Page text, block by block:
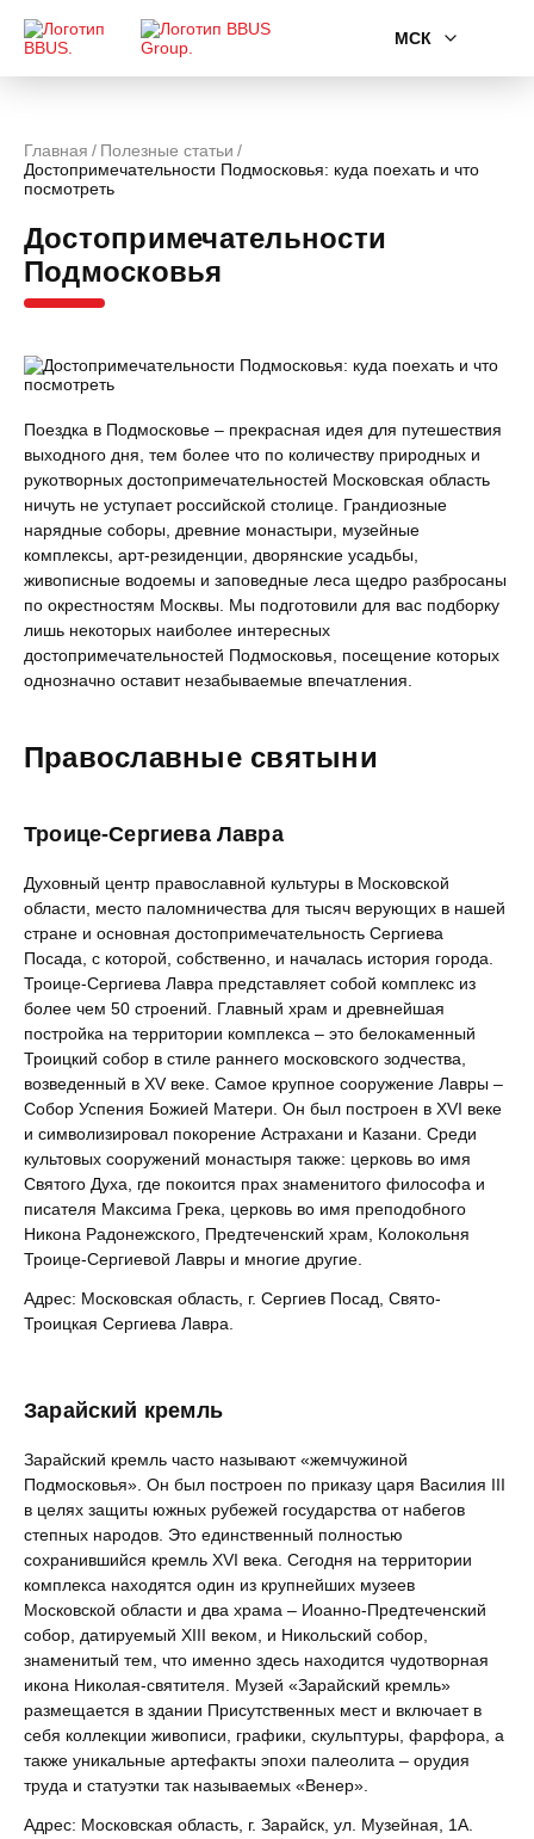
МСК
Главная
Полезные статьи
Достопримечательности Подмосковья: куда поехать и что
посмотреть
Достопримечательности
Подмосковья
Поездка в Подмосковье – прекрасная идея для путешествия
выходного дня, тем более что по количеству природных и
рукотворных достопримечательностей Московская область
ничуть не уступает российской столице. Грандиозные
нарядные соборы, древние монастыри, музейные
комплексы, арт-резиденции, дворянские усадьбы,
живописные водоемы и заповедные леса щедро разбросаны
по окрестностям Москвы. Мы подготовили для вас подборку
лишь некоторых наиболее интересных
достопримечательностей Подмосковья, посещение которых
однозначно оставит незабываемые впечатления.
Православные святыни
Троице-Сергиева Лавра
Духовный центр православной культуры в Московской
области, место паломничества для тысяч верующих в нашей
стране и основная достопримечательность Сергиева
Посада, с которой, собственно, и началась история города.
Троице-Сергиева Лавра представляет собой комплекс из
более чем 50 строений. Главный храм и древнейшая
постройка на территории комплекса – это белокаменный
Троицкий собор в стиле раннего московского зодчества,
возведенный в XV веке. Самое крупное сооружение Лавры –
Собор Успения Божией Матери. Он был построен в XVI веке
и символизировал покорение Астрахани и Казани. Среди
культовых сооружений монастыря также: церковь во имя
Святого Духа, где покоится прах знаменитого философа и
писателя Максима Грека, церковь во имя преподобного
Никона Радонежского, Предтеченский храм, Колокольня
Троице-Сергиевой Лавры и многие другие.
Адрес: Московская область, г. Сергиев Посад, Свято-
Троицкая Сергиева Лавра.
Зарайский кремль
Зарайский кремль часто называют «жемчужиной
Подмосковья». Он был построен по приказу царя Василия III
в целях защиты южных рубежей государства от набегов
степных народов. Это единственный полностью
сохранившийся кремль XVI века. Сегодня на территории
комплекса находятся один из крупнейших музеев
Московской области и два храма – Иоанно-Предтеченский
собор, датируемый XIII веком, и Никольский собор,
знаменитый тем, что именно здесь находится чудотворная
икона Николая-святителя. Музей «Зарайский кремль»
размещается в здании Присутственных мест и включает в
себя коллекции живописи, графики, скульптуры, фарфора, а
также уникальные артефакты эпохи палеолита – орудия
труда и статуэтки так называемых «Венер».
Адрес: Московская область, г. Зарайск, ул. Музейная, 1А.